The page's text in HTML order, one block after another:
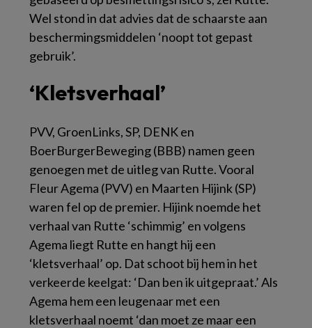
Wel stond in dat advies dat de schaarste aan
beschermingsmiddelen ‘noopt tot gepast
gebruik’.
‘Kletsverhaal’
PVV, GroenLinks, SP, DENK en
BoerBurgerBeweging (BBB) namen geen
genoegen met de uitleg van Rutte. Vooral
Fleur Agema (PVV) en Maarten Hijink (SP)
waren fel op de premier. Hijink noemde het
verhaal van Rutte ‘schimmig’ en volgens
Agema liegt Rutte en hangt hij een
‘kletsverhaal’ op. Dat schoot bij hem in het
verkeerde keelgat: ‘Dan ben ik uitgepraat.’ Als
Agema hem een leugenaar met een
kletsverhaal noemt ‘dan moet ze maar een